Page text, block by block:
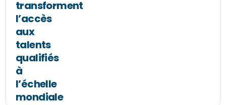
transforment
l’accès
aux
talents
qualifiés
à
l’échelle
mondiale